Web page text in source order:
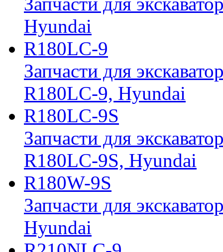
Hyundai
R180LC-9
Запчасти для
R180LC-9, Hyundai
R180LC-9S
Запчасти для
R180LC-9S, Hyundai
R180W-9S
Запчасти для
Hyundai